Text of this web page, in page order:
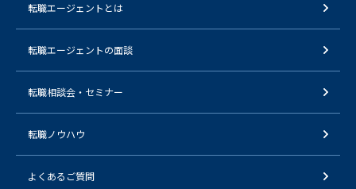
転職エージェントとは
転職エージェントの面談
転職相談会・セミナー
転職ノウハウ
よくあるご質問